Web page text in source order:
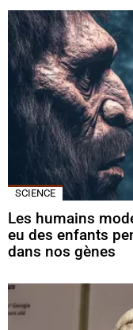
SCIENCE
Les humains
eu des enfants
dans nos gènes